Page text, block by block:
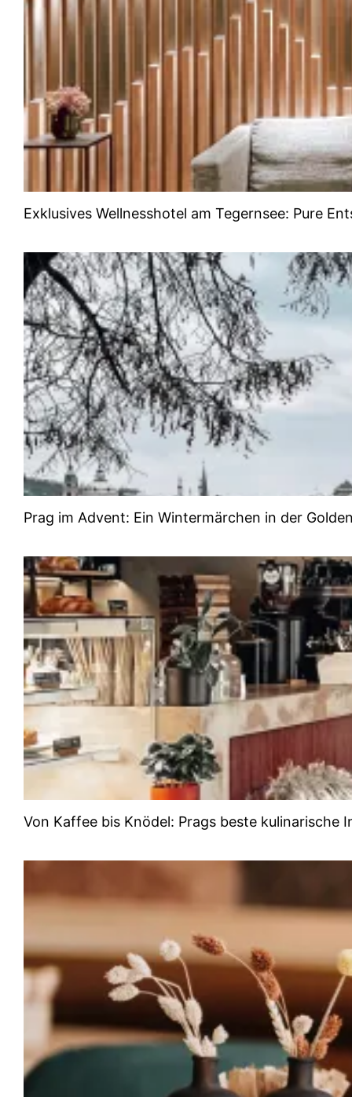
Exklusives Wellnesshotel am Tegernsee: Pure
Prag im Advent: Ein Wintermärchen in der
Von Kaffee bis Knödel: Prags beste kulinarische